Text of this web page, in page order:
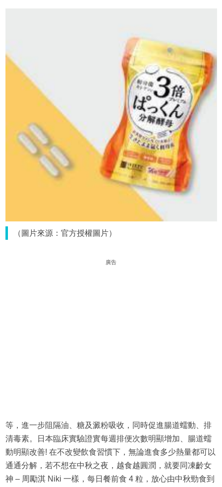
（圖片來源：官方授權圖片）
廣告
等，進一步阻隔油、糖及澱粉吸收，同時促進腸道蠕動、排
清毒素。日本臨床實驗證實每週排便次數明顯增加、腸道蠕
動明顯改善! 在不改變飲食習慣下，無論進食多少熱量都可以
通通分解，若不想在中秋之夜，越食越圓潤，就要同凍齡女
神 – 周勵淇 Niki 一樣，每日餐前食 4 粒，放心由中秋勁食到